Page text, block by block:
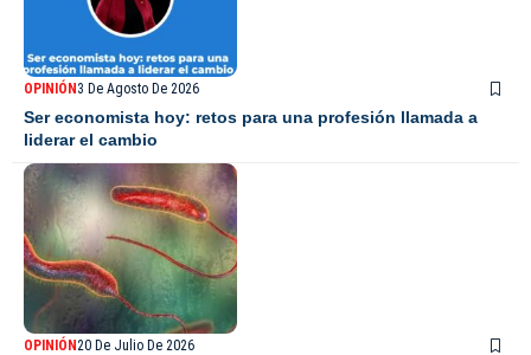
OPINIÓN3 De Agosto De 2026
Ser economista hoy: retos para una profesión llamada a
liderar el cambio
OPINIÓN20 De Julio De 2026